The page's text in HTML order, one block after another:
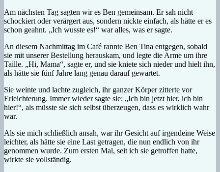
Am nächsten Tag sagten wir es Ben gemeinsam. Er sah nicht
schockiert oder verärgert aus, sondern nickte einfach, als hätte er es
schon geahnt. „Ich wusste es!“ war alles, was er sagte.
An diesem Nachmittag im Café rannte Ben Tina entgegen, sobald
sie mit unserer Bestellung herauskam, und legte die Arme um ihre
Taille. „Hi, Mama“, sagte er, und sie kniete sich nieder und hielt ihn,
als hätte sie fünf Jahre lang genau darauf gewartet.
Sie weinte und lachte zugleich, ihr ganzer Körper zitterte vor
Erleichterung. Immer wieder sagte sie: „Ich bin jetzt hier, ich bin
hier!“, als müsste sie sich selbst überzeugen, dass es wirklich wahr
war.
Als sie mich schließlich ansah, war ihr Gesicht auf irgendeine Weise
leichter, als hätte sie eine Last getragen, die nun endlich von ihr
genommen wurde. Zum ersten Mal, seit ich sie getroffen hatte,
wirkte sie vollständig.